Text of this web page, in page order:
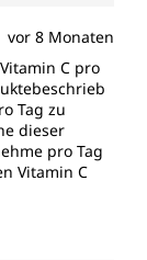
vor 8 Monaten
C pro
Tag zu
dieser
pro Tag
Vitamin C